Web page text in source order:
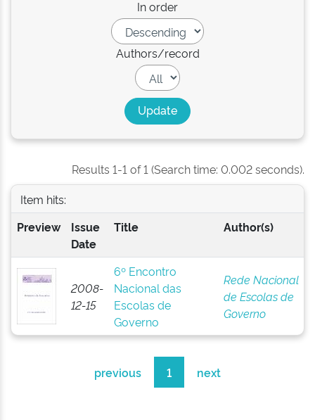
In order
Authors/record
Results 1-1 of 1 (Search time: 0.002 seconds).
Item hits:
Preview
Issue
Date
Title Author(s)
2008-
12-15
6º Encontro
Nacional das
Escolas de
Governo
Rede Nacional
de Escolas de
Governo
previous 1 next